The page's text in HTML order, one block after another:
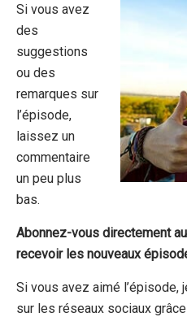
Si vous avez
des
suggestions
ou des
remarques sur
l’épisode,
laissez un
commentaire
un peu plus
bas.
Abonnez-vous directement
recevoir les nouveaux
Si vous avez aimé l’épisode,
sur les réseaux sociaux